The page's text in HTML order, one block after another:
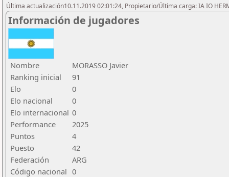
Última actualización10.11.2019 02:01:24, Propietario/Última carga: IA IO
Información de jugadores
Nombre
MORASSO Javier
Ranking inicial
91
Elo
0
Elo nacional
0
Elo internacional 0
Performance
2025
Puntos
4
Puesto
42
Federación
ARG
Código nacional 0